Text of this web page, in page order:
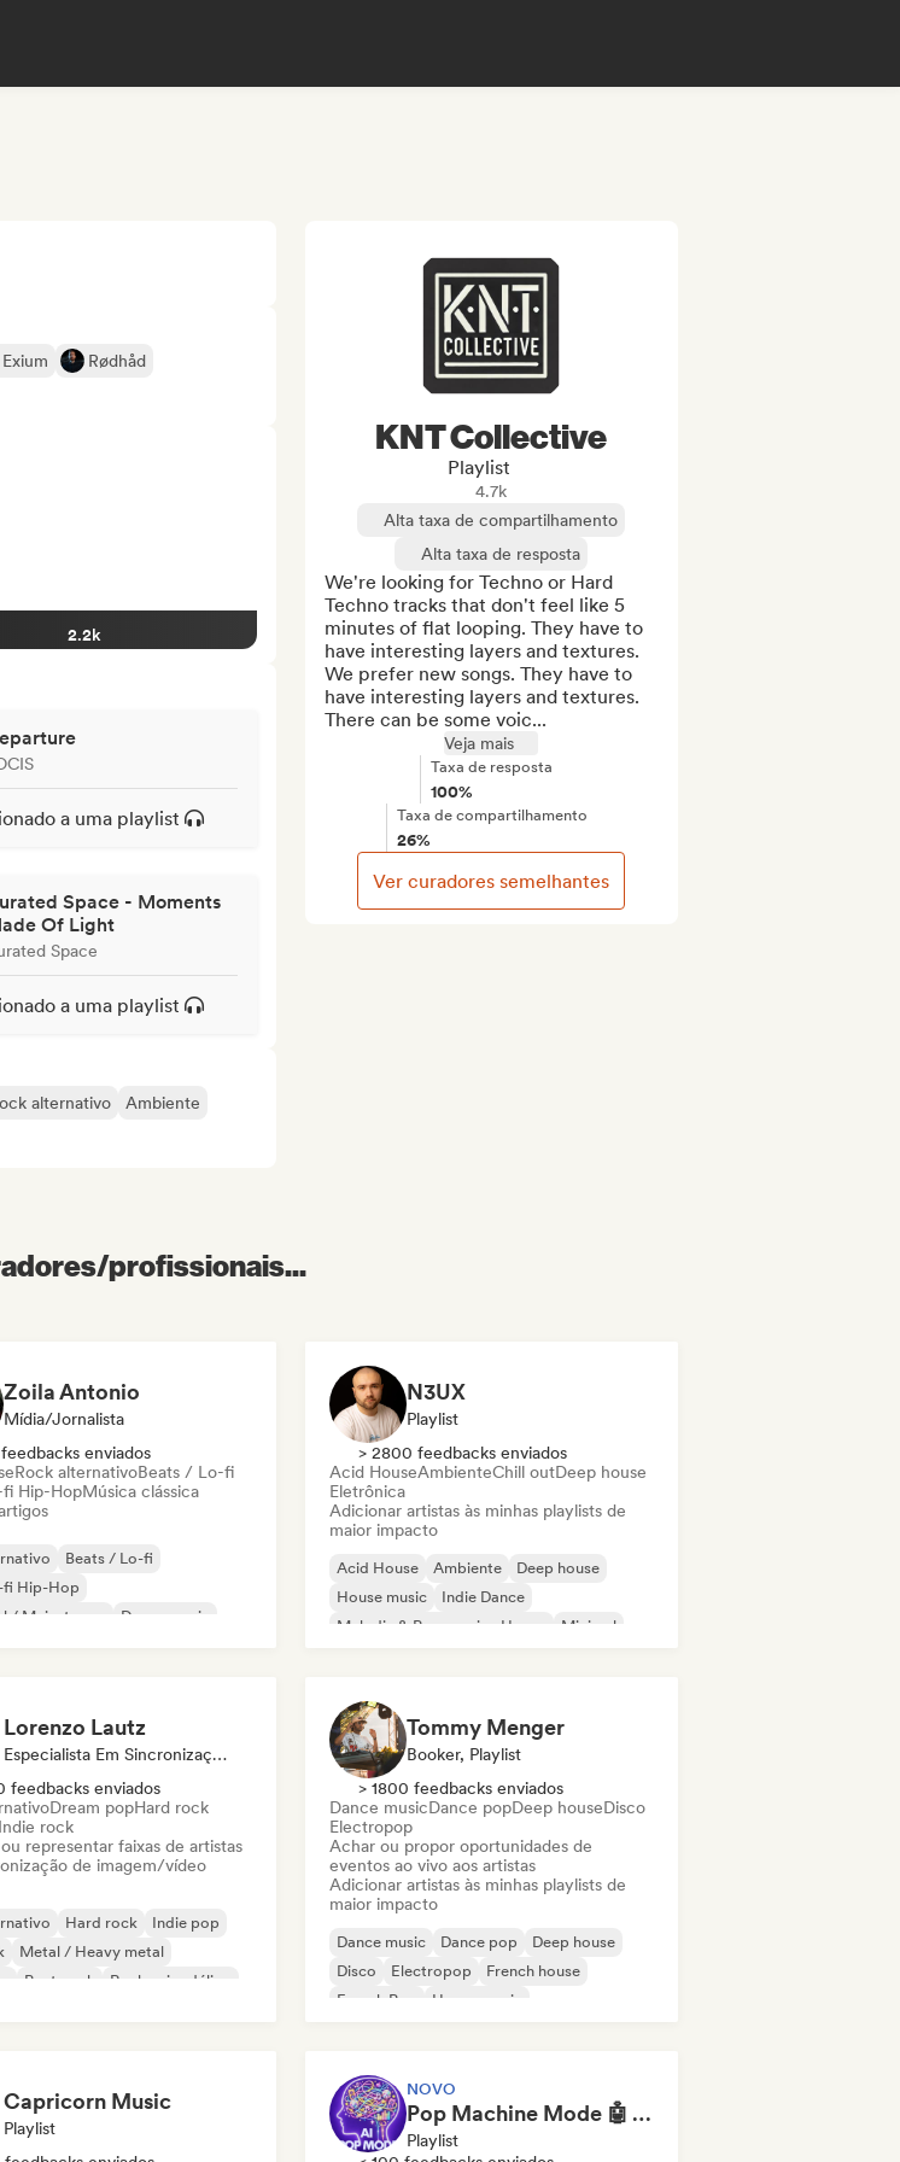
Exium
Rødhåd
2.2k
a uma playlist
Space - Moments
Of Light
Space
a uma playlist
alternativo
Ambiente
KNT Collective
Playlist
4.7k
Alta taxa de compartilhamento
Alta taxa de resposta
We're looking for Techno or Hard
Techno tracks that don't feel like 5
minutes of flat looping. They have to
have interesting layers and textures.
We prefer new songs. They have to
have interesting layers and textures.
There can be some voic...
Veja mais
Taxa de resposta
100%
Taxa de compartilhamento
26%
Ver curadores semelhantes
profissionais...
Zoila Antonio
Mídia/Jornalista
enviados
Rock alternativoBeats / Lo-fi
Hip-HopMúsica clássica
Beats / Lo-fi
fi Hip-Hop
/ Mainstream
Dance music
N3UX
Playlist
> 2800 feedbacks enviados
Acid HouseAmbienteChill outDeep house
Eletrônica
Adicionar artistas às minhas playlists de
maior impacto
Acid House Ambiente
Deep house
House music
Indie Dance
Melodic & Progressive House
Minimal
Lorenzo Lautz
Especialista Em Sincronização
feedbacks enviados
Dream popHard rock
Indie rock
representar faixas de artistas
de imagem/vídeo
Hard rock
Indie pop
Metal / Heavy metal
Post punk Rock psicodélico
Tommy Menger
Booker, Playlist
> 1800 feedbacks enviados
Dance musicDance popDeep houseDisco
Electropop
Achar ou propor oportunidades de
eventos ao vivo aos artistas
Adicionar artistas às minhas playlists de
maior impacto
Dance music Dance pop
Deep house
Disco
Electropop
French house
French Pop
House music
Capricorn Music
Playlist
NOVO
Pop Machine Mode 🤖 AI Music, Indie Pop & Dream Pop
Playlist